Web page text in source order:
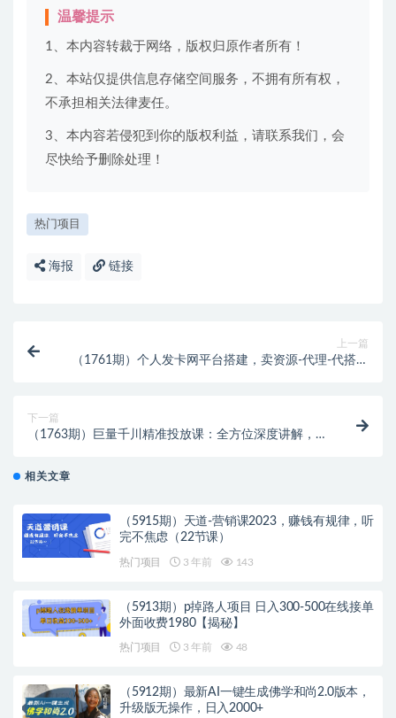
温馨提示
1、本内容转裁于网络，版权归原作者所有！
2、本站仅提供信息存储空间服务，不拥有所有权，
不承担相关法律麦任。
3、本内容若侵犯到你的版权利益，请联系我们，会
尽快给予删除处理！
热门项目
海报 链接
上一篇
（1761期）个人发卡网平台搭建，卖资源-代理-代搭建
下一篇
（1763期）巨量千川精准投放课：全方位深度讲解，千
相关文章
（5915期）天道-营销课2023，赚钱有规律，听
完不焦虑（22节课）
热门项目 3 年前 143
（5913期）p掉路人项目 日入300-500在线接单
外面收费1980【揭秘】
热门项目 3 年前 48
（5912期）最新AI一键生成佛学和尚2.0版本，
升级版无操作，日入2000+